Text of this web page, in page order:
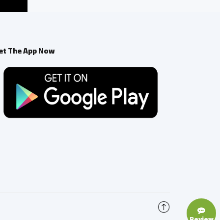
The App Now